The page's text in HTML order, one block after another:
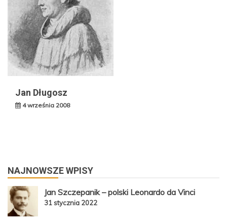
Jan Długosz
4 września 2008
NAJNOWSZE WPISY
Jan Szczepanik – polski Leonardo da Vinci
31 stycznia 2022